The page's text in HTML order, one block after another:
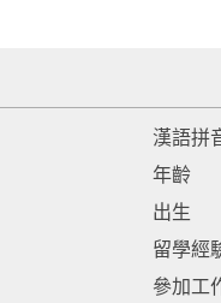
漢語拼
年齡
出生
留學經
參加工